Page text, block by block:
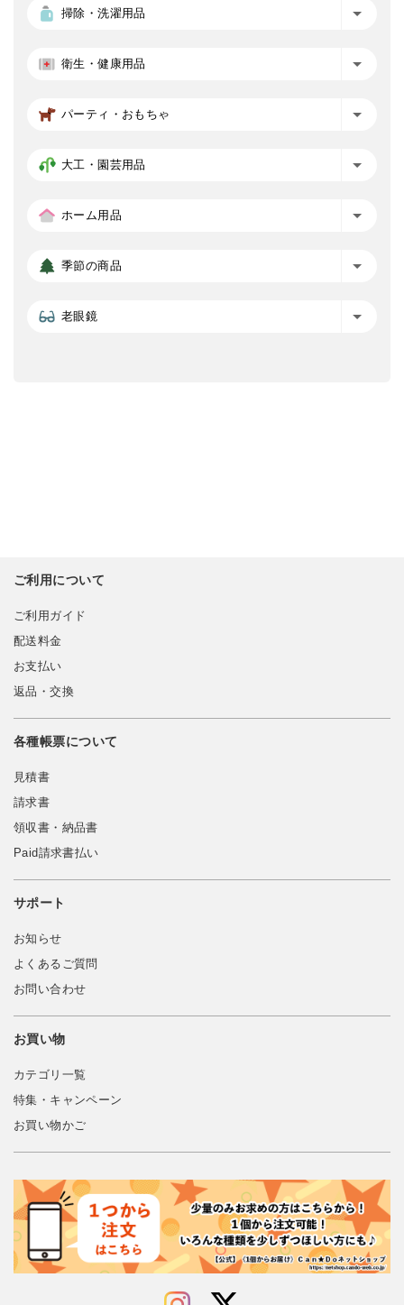
掃除・洗濯用品
衛生・健康用品
パーティ・おもちゃ
大工・園芸用品
ホーム用品
季節の商品
老眼鏡
ご利用について
ご利用ガイド
配送料金
お支払い
返品・交換
各種帳票について
見積書
請求書
領収書・納品書
Paid請求書払い
サポート
お知らせ
よくあるご質問
お問い合わせ
お買い物
カテゴリ一覧
特集・キャンペーン
お買い物かご